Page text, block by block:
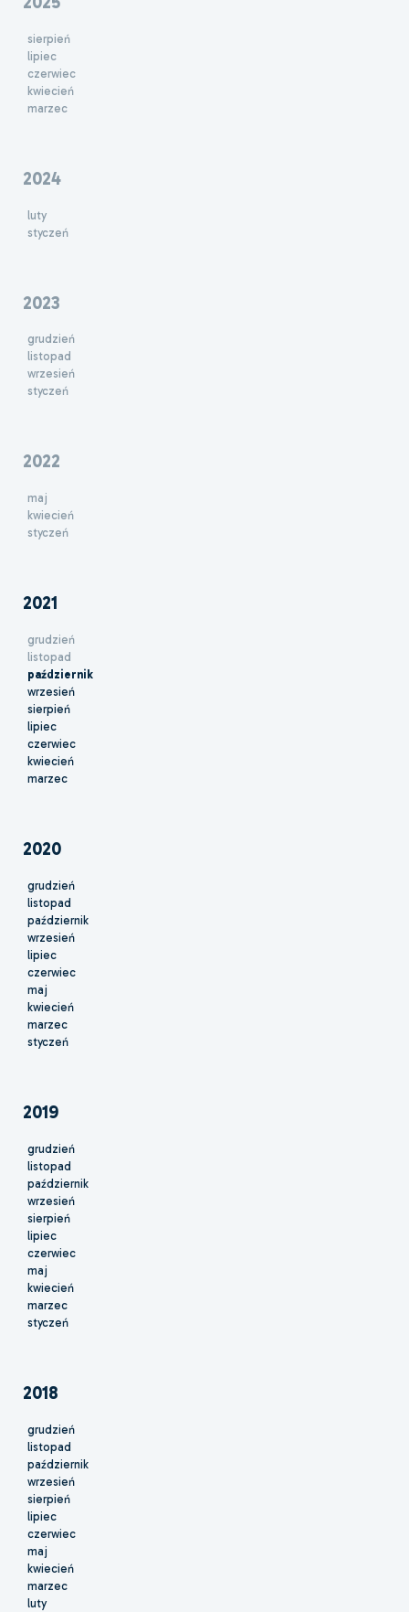
sierpień
lipiec
czerwiec
kwiecień
marzec
2024
luty
styczeń
2023
grudzień
listopad
wrzesień
styczeń
2022
maj
kwiecień
styczeń
2021
grudzień
listopad
październik
wrzesień
sierpień
lipiec
czerwiec
kwiecień
marzec
2020
grudzień
listopad
październik
wrzesień
lipiec
czerwiec
maj
kwiecień
marzec
styczeń
2019
grudzień
listopad
październik
wrzesień
sierpień
lipiec
czerwiec
maj
kwiecień
marzec
styczeń
2018
grudzień
listopad
październik
wrzesień
sierpień
lipiec
czerwiec
maj
kwiecień
marzec
luty